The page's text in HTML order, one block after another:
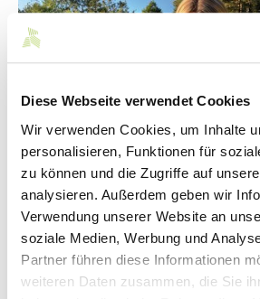
Diese Webseite verwendet Cookies
Wir verwenden Cookies, um Inhalte
personalisieren, Funktionen für
zu können und die Zugriffe auf
analysieren. Außerdem geben wir
Verwendung unserer Website an
soziale Medien, Werbung und
Partner führen diese Informationen
weiteren Daten zusammen, die Sie
© KiiGO GmbH
Kontakt
KiiGO GmbH